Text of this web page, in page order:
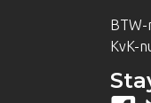
BTW-
KvK-